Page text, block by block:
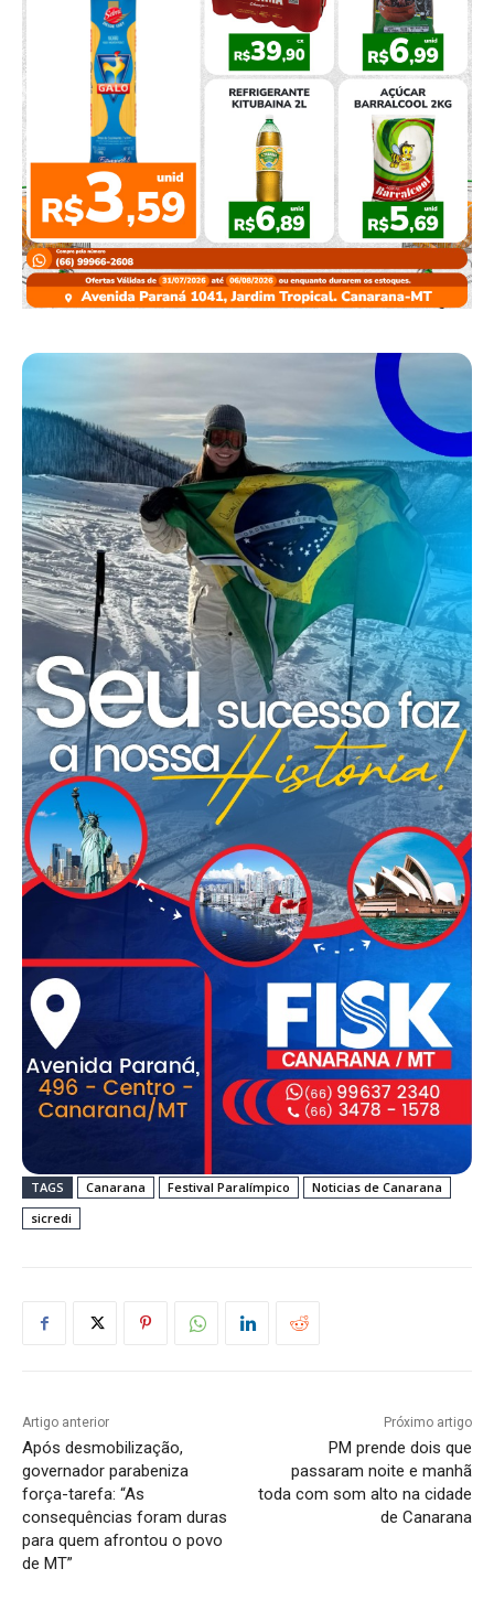
TAGS Canarana Festival Paralímpico
Noticias de Canarana
sicredi
Artigo anterior
Após desmobilização,
governador parabeniza
força-tarefa: “As
consequências foram duras
para quem afrontou o povo
de MT”
Próximo artigo
PM prende dois que
passaram noite e manhã
toda com som alto na cidade
de Canarana